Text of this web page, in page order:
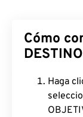
Cómo
DESTINO
Haga